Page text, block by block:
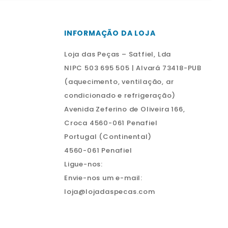
INFORMAÇÃO DA LOJA
Loja das Peças – Satfiel, Lda
NIPC 503 695 505 | Alvará 73418-PUB
(aquecimento, ventilação, ar
condicionado e refrigeração)
Avenida Zeferino de Oliveira 166,
Croca 4560-061 Penafiel
Portugal (Continental)
4560-061 Penafiel
Ligue-nos:
Envie-nos um e-mail:
loja@lojadaspecas.com